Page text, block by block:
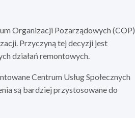
Organizacji Pozarządowych (COP)
Przyczyną tej decyzji jest
działań remontowych.
Centrum Usług Społecznych
są bardziej przystosowane do